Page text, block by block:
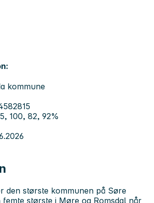
kommune
100, 82, 92%
den største kommunen på Søre
største i Møre og Romsdal når